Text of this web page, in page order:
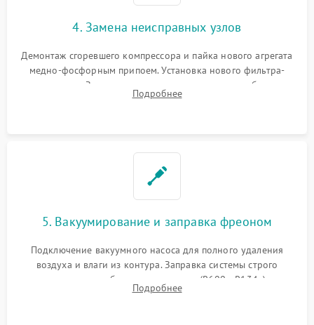
4. Замена неисправных узлов
Демонтаж сгоревшего компрессора и пайка нового агрегата
медно-фосфорным припоем. Установка нового фильтра-
осушителя. Замена изношенных вентиляторов обдува,
сломанных заслонок или поврежденных дверных петель.
Подробнее
5. Вакуумирование и заправка фреоном
Подключение вакуумного насоса для полного удаления
воздуха и влаги из контура. Заправка системы строго
дозированным объемом хладагента (R600a, R134a) по
электронным весам. Контроль рабочего давления в системе.
Подробнее